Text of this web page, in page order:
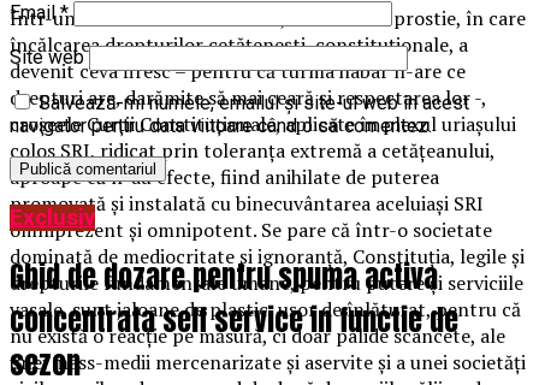
Într-un astfel de decor sinistru, dominat de prostie, în care
încălcarea drepturilor cetățenești, constituționale, a
devenit ceva firesc – pentru că turma habar n-are ce
drepturi are, darămite să mai ceară și respectarea lor -,
croșeele Curții Constituționale, aplicate în plexul uriașului
colos SRI, ridicat prin toleranța extremă a cetățeanului,
aproape că n-au efecte, fiind anihilate de puterea
promovată și instalată cu binecuvântarea aceluiași SRI
omniprezent și omnipotent. Se pare că într-o societate
dominată de mediocritate și ignoranță, Constituția, legile și
drepturile fundamentale umane, pentru putere și serviciile
vasale, sunt jaloane de plastic, ușor de înlăturat, pentru că
nu există o reacție pe măsură, ci doar palide scâncete, ale
unei mass-medii mercenarizate și aservite și a unei societăți
Email*
Site web
Salvează-mi numele, emailul și site-ul web în acest
navigator pentru data viitoare când o să comentez.
Exclusiv
Ghid de dozare pentru spuma activa
concentrata self service in functie de
sezon